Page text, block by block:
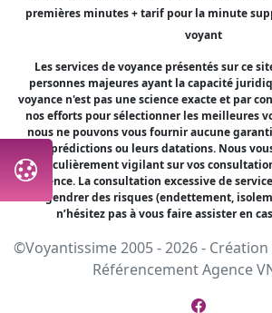
premières minutes + tarif pour la minute
voyant
Les services de voyance présentés sur ce
personnes majeures ayant la capacité
voyance n'est pas une science exacte et par
nos efforts pour sélectionner les meilleures
nous ne pouvons vous fournir aucune
prédictions ou leurs datations. Nous
particulièrement vigilant sur vos
fréquence. La consultation excessive de
engendrer des risques (endettement,
n’hésitez pas à vous faire assister en
©Voyantissime 2005 - 2026 -
RéférencementAgence